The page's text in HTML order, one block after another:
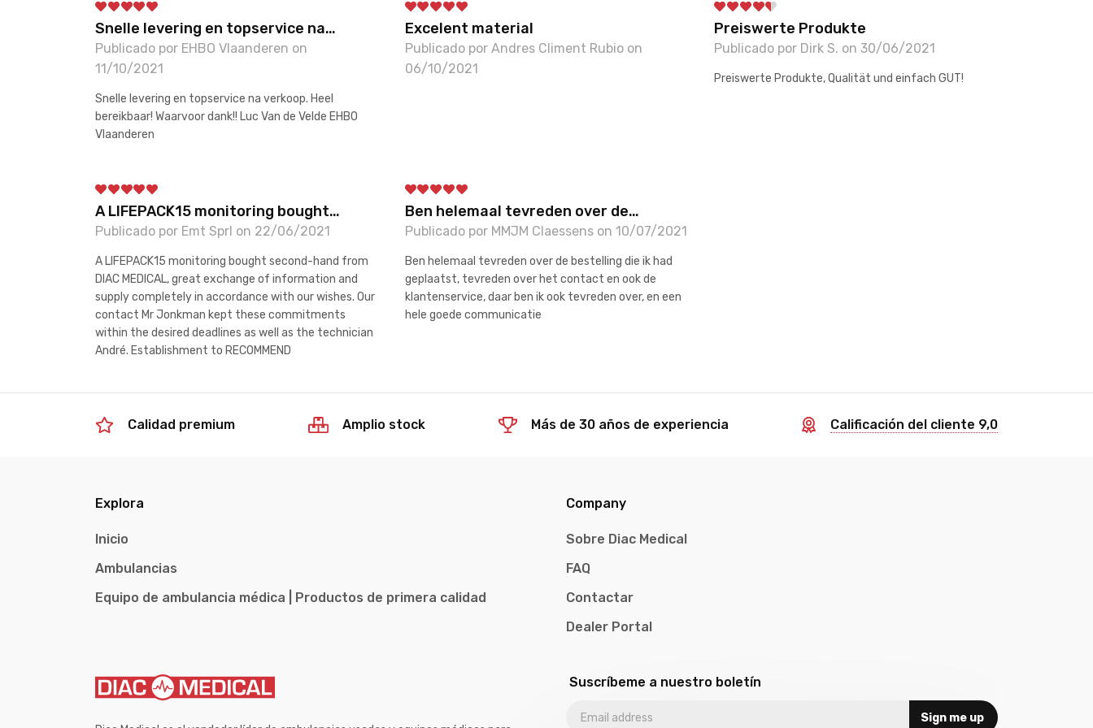
Snelle levering en topservice na…
Publicado por EHBO Vlaanderen on
11/10/2021
Snelle levering en topservice na verkoop. Heel
bereikbaar! Waarvoor dank!! Luc Van de Velde EHBO
Vlaanderen
Excelent material
Publicado por Andres Climent Rubio on
06/10/2021
Preiswerte Produkte
Publicado por Dirk S. on 30/06/2021
Preiswerte Produkte, Qualität und einfach GUT!
A LIFEPACK15 monitoring bought…
Publicado por Emt Sprl on 22/06/2021
A LIFEPACK15 monitoring bought second-hand from
DIAC MEDICAL, great exchange of information and
supply completely in accordance with our wishes. Our
contact Mr Jonkman kept these commitments
within the desired deadlines as well as the technician
André. Establishment to RECOMMEND
Ben helemaal tevreden over de…
Publicado por MMJM Claessens on 10/07/2021
Ben helemaal tevreden over de bestelling die ik had
geplaatst, tevreden over het contact en ook de
klantenservice, daar ben ik ook tevreden over, en een
hele goede communicatie
Calidad premium Amplio stock Más de 30 años de experiencia Calificación del cliente 9,0
Explora
Inicio
Ambulancias
Equipo de ambulancia médica | Productos de primera calidad
Company
Sobre Diac Medical
FAQ
Contactar
Dealer Portal
Suscríbeme a nuestro boletín
Sign me up